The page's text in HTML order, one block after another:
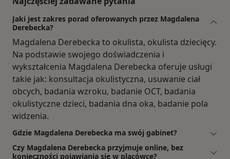
Jaki jest zakres porad oferowanych przez Magdalena
Derebecka?
Magdalena Derebecka to okulista, okulista dziecięcy.
Na podstawie swojego doświadczenia i
wykształcenia Magdalena Derebecka oferuje usługi
takie jak: konsultacja okulistyczna, usuwanie ciał
obcych, badania wzroku, badanie OCT, badania
okulistyczne dzieci, badania dna oka, badanie pola
widzenia.
Gdzie Magdalena Derebecka ma swój gabinet?
Czy Magdalena Derebecka przyjmuje online, bez
konieczności pojawiania się w placówce?